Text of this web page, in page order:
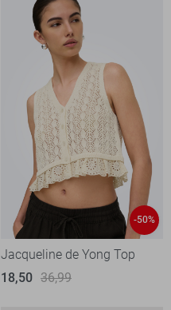
-50%
Jacqueline de Yong Top
18,50 36,99